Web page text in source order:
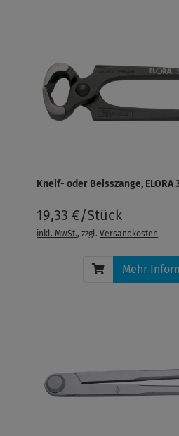
Kneif- oder Beisszange, ELORA
19,33 €/Stück
inkl. MwSt., zzgl.Versandkosten
Mehr